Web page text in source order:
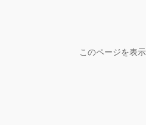
このページを表